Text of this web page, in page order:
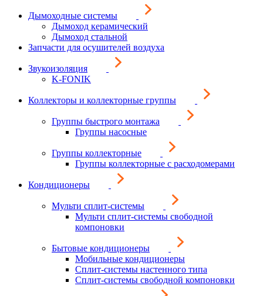
Дымоходные системы
Дымоход керамический
Дымоход стальной
Запчасти для осушителей воздуха
Звукоизоляция
K-FONIK
Коллекторы и коллекторные группы
Группы быстрого монтажа
Группы насосные
Группы коллекторные
Группы коллекторные с расходомерами
Кондиционеры
Мульти сплит-системы
Мульти сплит-системы свободной
компоновки
Бытовые кондиционеры
Мобильные кондиционеры
Сплит-системы настенного типа
Сплит-системы свободной компоновки